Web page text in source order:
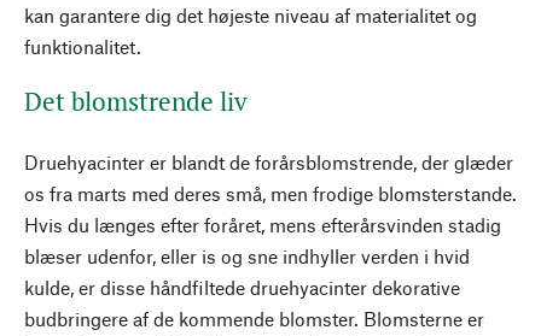
kan garantere dig det højeste niveau af materialitet og
funktionalitet.
Det blomstrende liv
Druehyacinter er blandt de forårsblomstrende, der glæder
os fra marts med deres små, men frodige blomsterstande.
Hvis du længes efter foråret, mens efterårsvinden stadig
blæser udenfor, eller is og sne indhyller verden i hvid
kulde, er disse håndfiltede druehyacinter dekorative
budbringere af de kommende blomster. Blomsterne er